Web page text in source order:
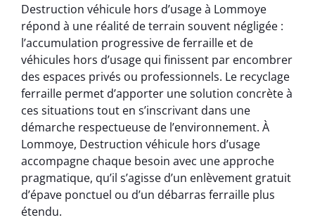
Destruction véhicule hors d’usage à Lommoye
répond à une réalité de terrain souvent négligée :
l’accumulation progressive de ferraille et de
véhicules hors d’usage qui finissent par encombrer
des espaces privés ou professionnels. Le recyclage
ferraille permet d’apporter une solution concrète à
ces situations tout en s’inscrivant dans une
démarche respectueuse de l’environnement. À
Lommoye, Destruction véhicule hors d’usage
accompagne chaque besoin avec une approche
pragmatique, qu’il s’agisse d’un enlèvement gratuit
d’épave ponctuel ou d’un débarras ferraille plus
étendu.